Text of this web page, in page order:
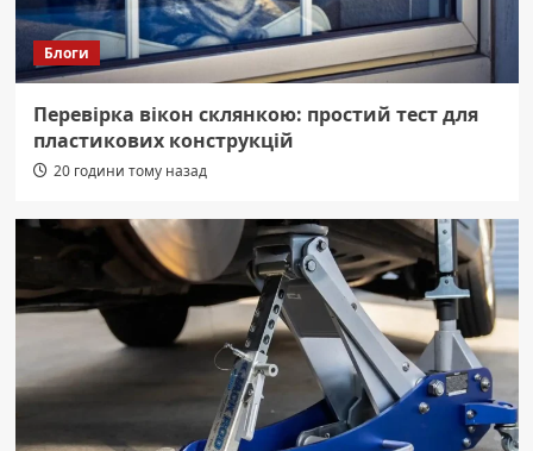
Блоги
Перевірка вікон склянкою: простий тест для
пластикових конструкцій
20 години тому назад